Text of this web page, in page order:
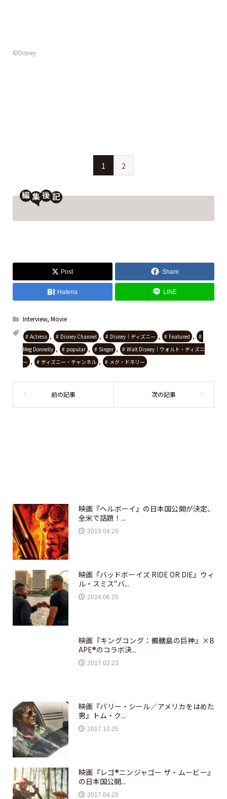
©Disney
1 2
編 後
Post Share
Hatena LINE
Interview, Movie
Actress , Disney Channel , Disney｜ディズニー , Featured ,
Meg Donnelly , popular , Singer ,
Walt Disney｜ウォルト・ディズニ
ー , ディズニー・チャンネル , メグ・ドネリー
映画『ヘルボーイ』の日本国公開が決定、
全米で話題！...
2019.04.20
映画『バッドボーイズ RIDE OR DIE』ウィ
ル・スミス“バ...
2024.06.20
映画『キングコング：髑髏島の巨神』×B
APE®のコラボ決...
2017.02.23
映画『バリー・シール／アメリカをはめた
男』トム・ク...
2017.10.25
映画『レゴ®ニンジャゴー ザ・ムービー』
の日本国公開...
2017.04.25